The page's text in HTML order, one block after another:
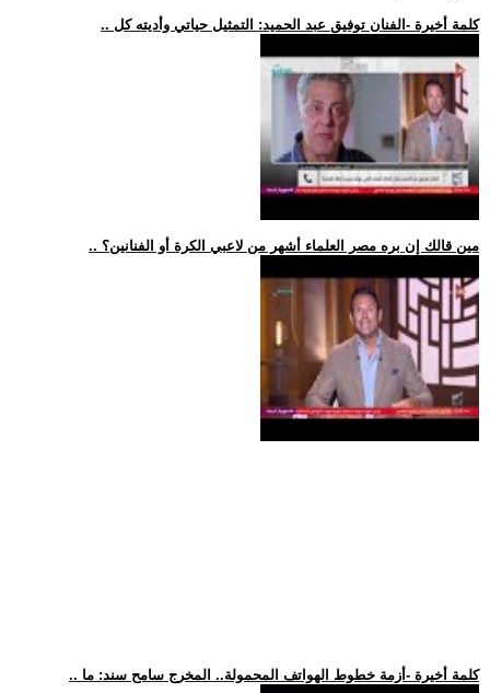
.. كلمة أخيرة -الفنان توفيق عبد الحميد: التمثيل حياتي وأديته كل
.. مين قالك إن بره مصر العلماء أشهر من لاعبي الكرة أو الفنانين؟
.. كلمة أخيرة -أزمة خطوط الهواتف المحمولة.. المخرج سامح سند: ما